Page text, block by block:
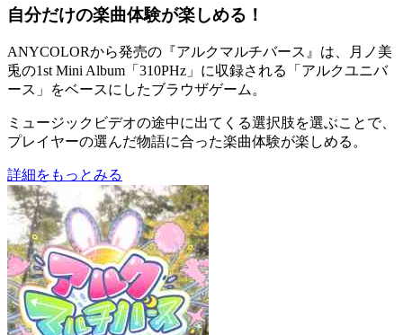
自分だけの楽曲体験が楽しめる！
ANYCOLORから発売の『アルクマルチバース 』は、月ノ美
兎の1st Mini Album「310PHz」に収録される「アルクユニバ
ース」をベースにしたブラウザゲーム。
ミュージックビデオの途中に出てくる選択肢を選ぶことで、
プレイヤーの選んだ物語に合った楽曲体験が楽しめる。
詳細をもっとみる